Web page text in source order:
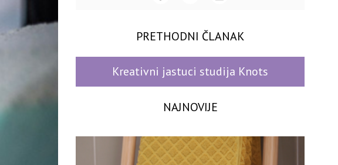
PRETHODNI ČLANAK
Kreativni jastuci studija Knots
NAJNOVIJE